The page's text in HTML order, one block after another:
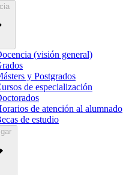
(visión general)
y Postgrados
de especialización
de atención al alumnado
de estudio